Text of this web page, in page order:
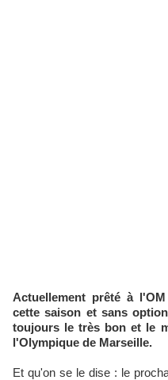
Actuellement prêté à l'OM par Arsenal jusqu'à la fin de
cette saison et sans
toujours le très bon et le
l'Olympique de Marseille.
Et qu'on se le dise : le